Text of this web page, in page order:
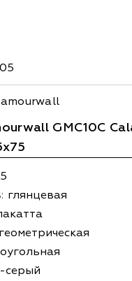
GMC10C
глянцевая
геометрическая
серый